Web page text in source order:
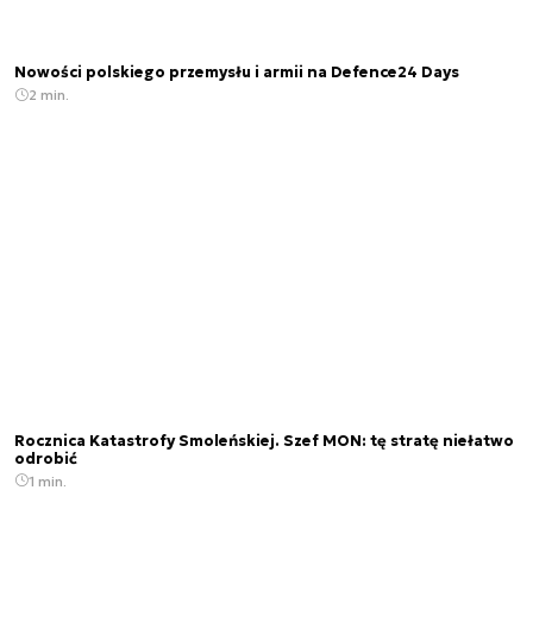
Nowości polskiego przemysłu i armii na Defence24 Days
2 min.
Rocznica Katastrofy Smoleńskiej. Szef MON: tę stratę niełatwo
odrobić
1 min.